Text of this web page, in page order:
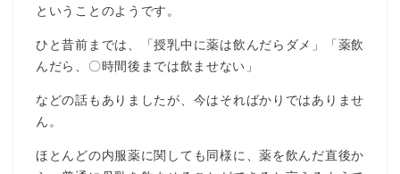
ということのようです。
ひと昔前までは、「授乳中に薬は飲んだらダメ」「薬飲
んだら、〇時間後までは飲ませない」
などの話もありましたが、今はそればかりではありませ
ん。
ほとんどの内服薬に関しても同様に、薬を飲んだ直後か